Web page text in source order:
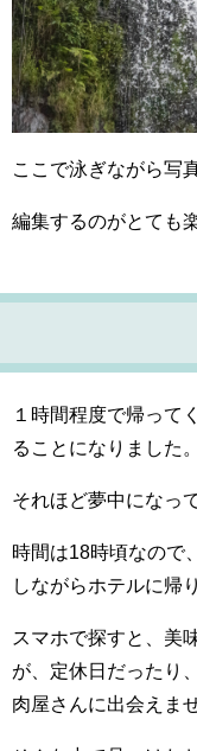
ここで泳ぎながら写
編集するのがとても
１時間程度で帰って
ることになりました。
それほど夢中になっ
時間は18時頃なので
しながらホテルに帰
スマホで探すと、美
が、定休日だったり
肉屋さんに出会えま